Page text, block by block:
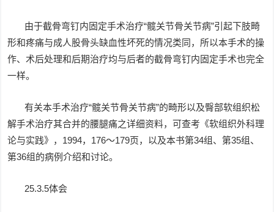
由于截骨弯钉内固定手术治疗“髋关节骨关节病”引起下肢畸
形和疼痛与成人股骨头缺血性坏死的情况类同，所以本手术的操
作、术后处理和后期治疗均与后者的截骨弯钉内固定手术也完全
一样。
有关本手术治疗“髋关节骨关节病”的畸形以及臀部软组织松
解手术治疗其合并的腰腿痛之详细资料，可查考《软组织外科理
论与实践》，1994，176～179页，以及本书第34组、第35组、
第36组的病例介绍和讨论。
25.3.5体会